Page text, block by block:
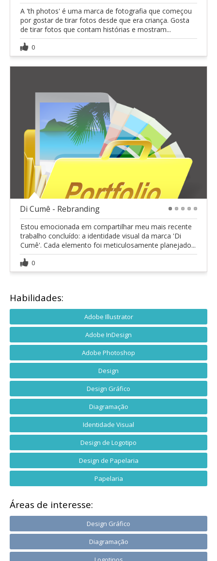
A 'th photos' é uma marca de fotografia que começou
por gostar de tirar fotos desde que era criança. Gosta
de tirar fotos que contam histórias e mostram...
0
Di Cumê - Rebranding
Estou emocionada em compartilhar meu mais recente
trabalho concluído: a identidade visual da marca 'Di
Cumê'. Cada elemento foi meticulosamente planejado...
0
Habilidades:
Adobe Illustrator
Adobe InDesign
Adobe Photoshop
Design
Design Gráfico
Diagramação
Identidade Visual
Design de Logotipo
Design de Papelaria
Papelaria
Áreas de interesse:
Design Gráfico
Diagramação